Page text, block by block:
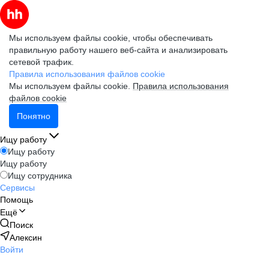
Мы используем файлы cookie, чтобы обеспечивать
правильную работу нашего веб-сайта и анализировать
сетевой трафик.
Правила использования файлов cookie
Мы используем файлы cookie. Правила использования
файлов cookie
Понятно
Ищу работу
Ищу работу
Ищу работу
Ищу сотрудника
Сервисы
Помощь
Ещё
Поиск
Алексин
Войти